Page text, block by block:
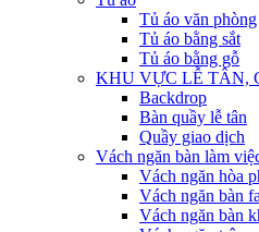
Tủ áo văn phòng
Tủ áo bằng sắt
Tủ áo bằng gỗ
KHU VỰC LỄ TÂN,
Backdrop
Bàn quầy lễ tân
Quầy giao dịch
Vách ngăn bàn làm
Vách ngăn hòa
Vách ngăn bàn
Vách ngăn bàn